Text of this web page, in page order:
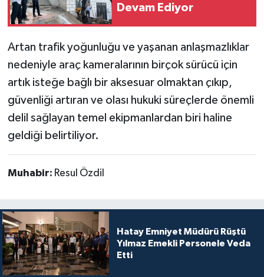
Devam Ediyor
Artan trafik yoğunluğu ve yaşanan anlaşmazlıklar
nedeniyle araç kameralarının birçok sürücü için
artık isteğe bağlı bir aksesuar olmaktan çıkıp,
güvenliği artıran ve olası hukuki süreçlerde önemli
delil sağlayan temel ekipmanlardan biri haline
geldiği belirtiliyor.
Muhabir: Resul Özdil
Hatay Emniyet Müdürü Rüştü
Yılmaz Emekli Personele Veda
Etti